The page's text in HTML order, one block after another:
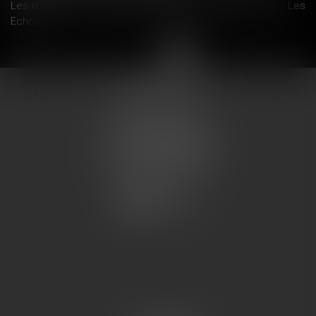
Les retraites vont être revalorisées de 0,8% en octobre - Les
Echos